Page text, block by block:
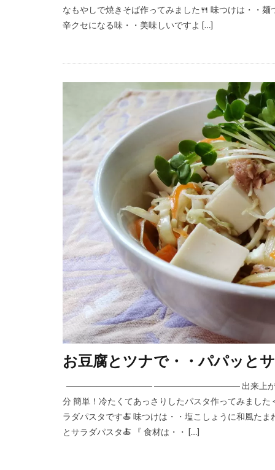
なもやしで焼きそば作ってみました🍴 味つけは・・
辛クセになる味・・美味しいですよ […]
お豆腐とツナで・・パパッと
────────────── ────────────── 出来上がり
分 簡単！冷たくてあっさりしたパスタ作ってみまし
ラダパスタです🍝 味つけは・・塩こしょうに和風た
とサラダパスタ🍝 『 食材は・・ […]